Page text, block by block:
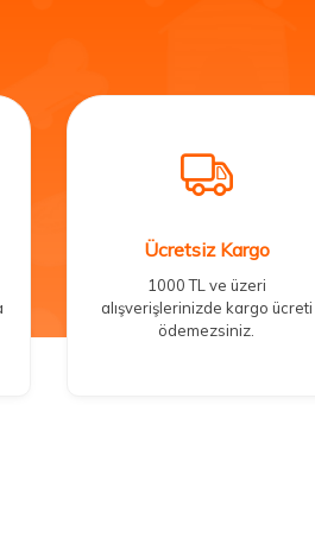
Ücretsiz Kargo
1000 TL ve üzeri
alışverişlerinizde kargo ücreti
ödemezsiniz.